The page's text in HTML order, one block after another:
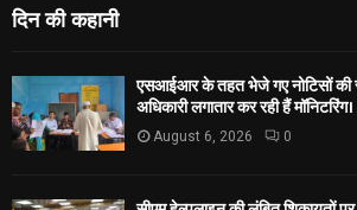
दिन की कहानी
एसआईआर के तहत भेजे गए नोटिसों की
अधिकारी लगातार कर रही हैं मॉनिटरिंग।
August 6, 2026 0